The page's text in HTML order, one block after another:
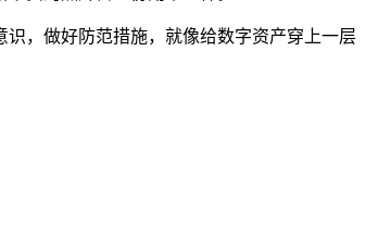
，做好防范措施，就像给数字资产穿上一层